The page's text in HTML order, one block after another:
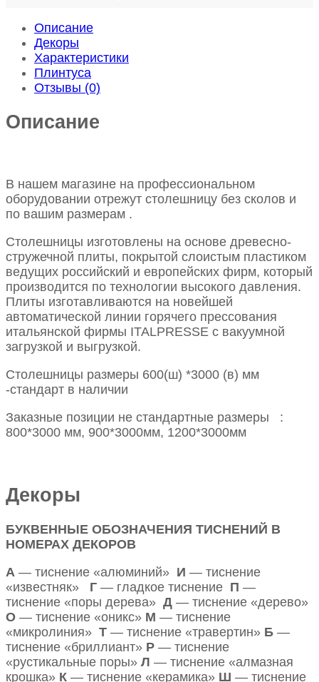
Описание
Декоры
Характеристики
Плинтуса
Отзывы (0)
Описание
В нашем магазине на профессиональном
оборудовании отрежут столешницу без сколов и
по вашим размерам .
Столешницы изготовлены на основе древесно-
стружечной плиты, покрытой слоистым пластиком
ведущих российский и европейских фирм, который
производится по технологии высокого давления.
Плиты изготавливаются на новейшей
автоматической линии горячего прессования
итальянской фирмы ITALPRESSE с вакуумной
загрузкой и выгрузкой.
Столешницы размеры 600(ш) *3000 (в) мм
-стандарт в наличии
Заказные позиции не стандартные размеры :
800*3000 мм, 900*3000мм, 1200*3000мм
Декоры
БУКВЕННЫЕ ОБОЗНАЧЕНИЯ ТИСНЕНИЙ В
НОМЕРАХ ДЕКОРОВ
А — тиснение «алюминий» И — тиснение
«известняк» Г — гладкое тиснение П —
тиснение «поры дерева» Д — тиснение «дерево»
О — тиснение «оникс» М — тиснение
«микролиния» Т — тиснение «травертин» Б —
тиснение «бриллиант» Р — тиснение
«рустикальные поры» Л — тиснение «алмазная
крошка» К — тиснение «керамика» Ш — тиснение